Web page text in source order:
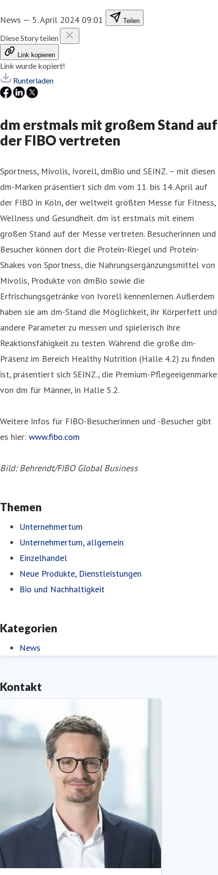
News — 5. April 2024 09:01 Teilen
Diese Story teilen
Link kopieren
Link wurde kopiert!
Runterladen
dm erstmals mit großem Stand auf
der FIBO vertreten
Sportness, Mivolis, Ivorell, dmBio und SEINZ. – mit diesen
dm-Marken präsentiert sich dm vom 11. bis 14. April auf
der FIBO in Köln, der weltweit größten Messe für Fitness,
Wellness und Gesundheit. dm ist erstmals mit einem
großen Stand auf der Messe vertreten. Besucherinnen und
Besucher können dort die Protein-Riegel und Protein-
Shakes von Sportness, die Nahrungsergänzungsmittel von
Mivolis, Produkte von dmBio sowie die
Erfrischungsgetränke von Ivorell kennenlernen. Außerdem
haben sie am dm-Stand die Möglichkeit, ihr Körperfett und
andere Parameter zu messen und spielerisch ihre
Reaktionsfähigkeit zu testen. Während die große dm-
Präsenz im Bereich Healthy Nutrition (Halle 4.2) zu finden
ist, präsentiert sich SEINZ., die Premium-Pflegeeigenmarke
von dm für Männer, in Halle 5.2.
Weitere Infos für FIBO-Besucherinnen und -Besucher gibt
es hier: www.fibo.com
Bild: Behrendt/FIBO Global Business
Themen
Unternehmertum
Unternehmertum, allgemein
Einzelhandel
Neue Produkte, Dienstleistungen
Bio und Nachhaltigkeit
Kategorien
News
Kontakt